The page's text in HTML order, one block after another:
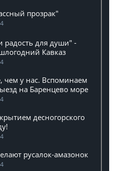
прозрак"
радость для души" -
Кавказ
чем у нас. Вспоминаем
на Баренцево море
десногорского
русалок-амазонок